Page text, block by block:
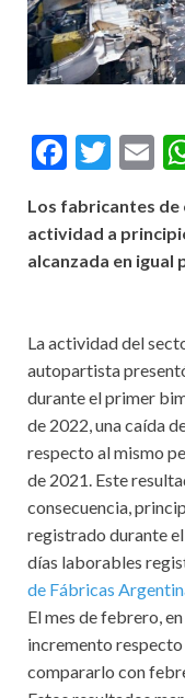
Los fabricantes de
actividad a
alcanzada en
La actividad del
autopartista
durante el primer
de 2022, una caída
respecto al mismo
de 2021. Este
consecuencia,
registrado durante
días laborables
de Fábricas
El mes de febrero,
incremento respecto
compararlo con